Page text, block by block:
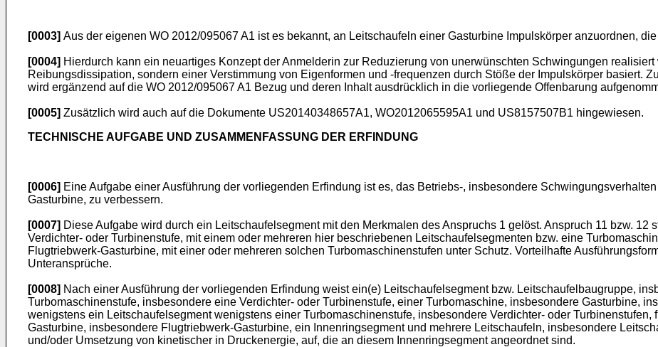
[0003] Aus der eigenen WO 2012/095067 A1 ist es bekannt, an Leitschaufeln einer Gasturbine Impulskörper anzuordnen,
[0004] Hierdurch kann ein neuartiges Konzept der Anmelderin zur Reduzierung von unerwünschten Schwingungen
Reibungsdissipation, sondern einer Verstimmung von Eigenformen und -frequenzen durch Stöße der Impulskörper basiert.
wird ergänzend auf die WO 2012/095067 A1 Bezug und deren Inhalt ausdrücklich in die vorliegende Offenbarung
[0005] Zusätzlich wird auch auf die Dokumente US20140348657A1, WO2012065595A1 und US8157507B1 hingewiesen.
TECHNISCHE AUFGABE UND ZUSAMMENFASSUNG DER ERFINDUNG
[0006] Eine Aufgabe einer Ausführung der vorliegenden Erfindung ist es, das Betriebs-, insbesondere
Gasturbine, zu verbessern.
[0007] Diese Aufgabe wird durch ein Leitschaufelsegment mit den Merkmalen des Anspruchs 1 gelöst. Anspruch 11 bzw.
Verdichter- oder Turbinenstufe, mit einem oder mehreren hier beschriebenen Leitschaufelsegmenten bzw. eine
Flugtriebwerk-Gasturbine, mit einer oder mehreren solchen Turbomaschinenstufen unter Schutz. Vorteilhafte
Unteransprüche.
[0008] Nach einer Ausführung der vorliegenden Erfindung weist ein(e) Leitschaufelsegment bzw. Leitschaufelbaugruppe,
Turbomaschinenstufe, insbesondere eine Verdichter- oder Turbinenstufe, einer Turbomaschine, insbesondere Gasturbine,
wenigstens ein Leitschaufelsegment wenigstens einer Turbomaschinenstufe, insbesondere Verdichter- oder
Gasturbine, insbesondere Flugtriebwerk-Gasturbine, ein Innenringsegment und mehrere Leitschaufeln, insbesondere
und/oder Umsetzung von kinetischer in Druckenergie, auf, die an diesem Innenringsegment angeordnet sind.